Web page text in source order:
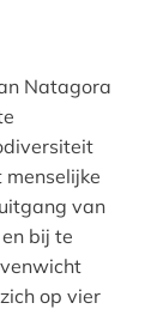
Natagora
van
bij te
op vier